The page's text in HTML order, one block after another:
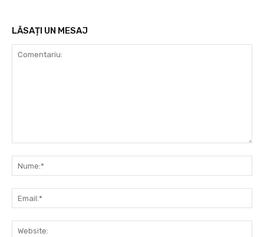
LĂSAȚI UN MESAJ